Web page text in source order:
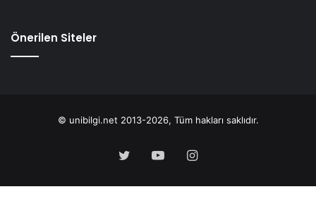
Önerilen Siteler
© unibilgi.net 2013-2026, Tüm hakları saklıdır.
Twitter YouTubeInstagram